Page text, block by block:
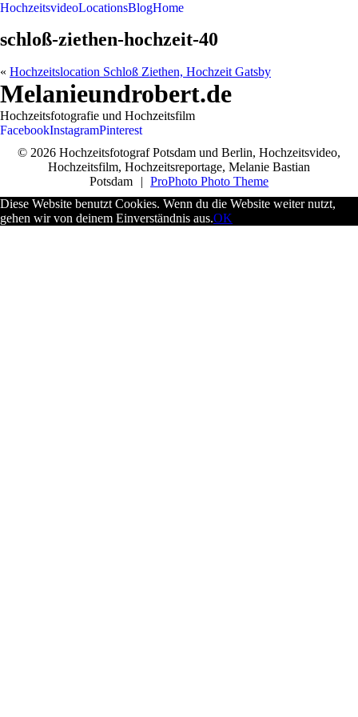
HochzeitsvideoLocationsBlogHome
schloß-ziethen-hochzeit-40
« Hochzeitslocation Schloß Ziethen, Hochzeit Gatsby
Melanieundrobert.de
Hochzeitsfotografie und Hochzeitsfilm
FacebookInstagramPinterest
© 2026 Hochzeitsfotograf Potsdam und Berlin, Hochzeitsvideo,
Hochzeitsfilm, Hochzeitsreportage, Melanie Bastian
Potsdam
| ProPhoto Photo Theme
Diese Website benutzt Cookies. Wenn du die Website weiter nutzt,
gehen wir von deinem Einverständnis aus.OK